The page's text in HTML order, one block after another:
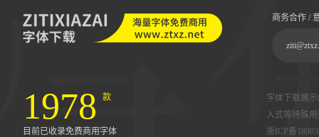
商务合作 /
1978 款
目前已收录免费商用字体
字体下载展
入式等特殊
浙ICP备